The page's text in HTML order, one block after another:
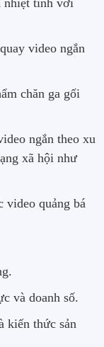
nhiệt tình với
video ngắn
chăn ga gối
ngắn theo xu
xã hội như
video quảng bá
và doanh số.
kiến thức sản